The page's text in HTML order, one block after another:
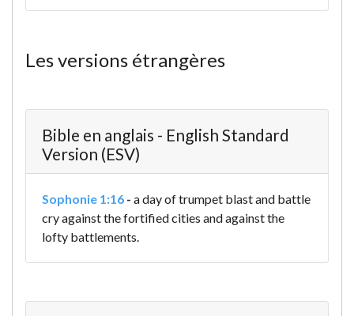
Les versions étrangères
Bible en anglais - English Standard
Version (ESV)
Sophonie 1:16 - a day of trumpet blast and battle
cryagainst the fortified cities and against the
lofty battlements.